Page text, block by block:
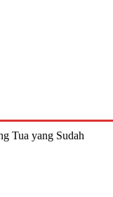
Tua yang Sudah